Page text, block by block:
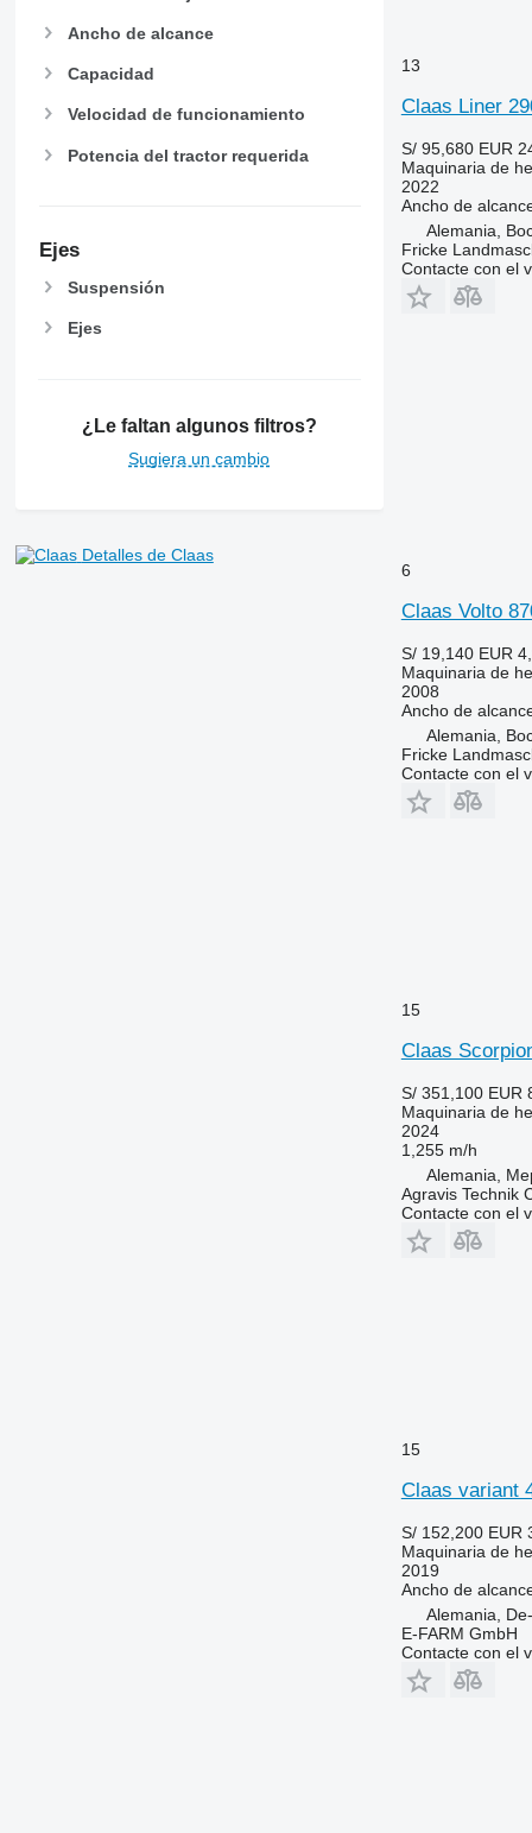
Ancho de alcance
Capacidad
Velocidad de funcionamiento
Potencia del tractor requerida
Ejes
Suspensión
Ejes
¿Le faltan algunos filtros?
Sugiera un cambio
Detalles de Claas
13
Claas Liner
S/ 95,680 EUR
Maquinaria de
2022
Ancho de
Alemania,
Fricke
Contacte con el
6
Claas Volto
S/ 19,140 EUR
Maquinaria de
2008
Ancho de
Alemania,
Fricke
Contacte con el
15
Claas
S/ 351,100 EUR
Maquinaria de
2024
1,255 m/h
Alemania,
Agravis Technik
Contacte con el
15
Claas variant
S/ 152,200 EUR
Maquinaria de
2019
Ancho de
Alemania,
E-FARM GmbH
Contacte con el